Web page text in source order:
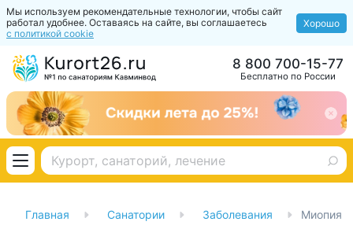
Мы используем рекомендательные технологии, чтобы сайт
работал удобнее. Оставаясь на сайте, вы соглашаетесь
с политикой cookie
Хорошо
Бесплатно по России
8 800 700-15-77
Главная Санатории Заболевания Миопия